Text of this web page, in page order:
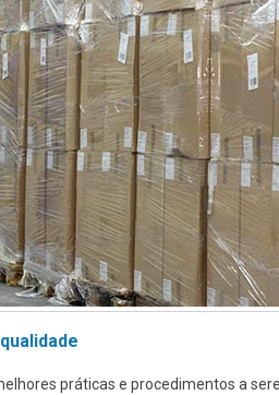
práticas e procedimentos a